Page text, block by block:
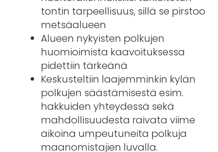
tontin tarpeellisuus, sillä se pirstoo
metsäalueen
Alueen nykyisten polkujen
huomioimista kaavoituksessa
pidettiin tärkeänä
Keskusteltiin laajemminkin kylän
polkujen säästämisestä esim.
hakkuiden yhteydessä sekä
mahdollisuudesta raivata viime
aikoina umpeutuneita polkuja
maanomistajien luvalla.